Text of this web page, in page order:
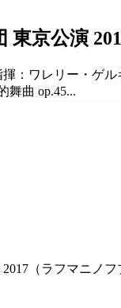
京公演
：ワレリー・ゲ
舞曲 op.45...